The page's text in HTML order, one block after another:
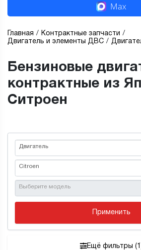
Max
Главная
Контрактные запчасти
Двигатель и элементы ДВС
Бензиновые
контрактные из
Ситроен
Двигатель
Citroen
Выберите модель
Применить
Ещё фильтры